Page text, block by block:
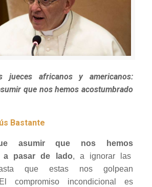
africanos y americanos:
que nos hemos acostumbrado
Bastante
asumir que nos hemos
a pasar de lado, a ignorar las
que estas nos golpean
compromiso incondicional es